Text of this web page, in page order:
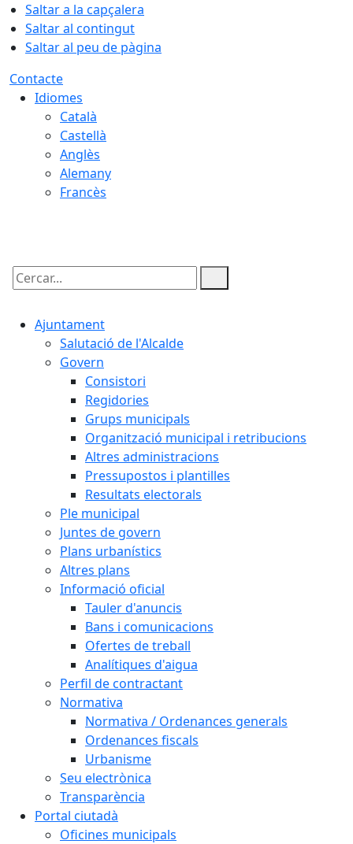
Saltar a la capçalera
Saltar al contingut
Saltar al peu de pàgina
Contacte
Idiomes
Català
Castellà
Anglès
Alemany
Francès
Cercar:
Ajuntament
Salutació de l'Alcalde
Govern
Consistori
Regidories
Grups municipals
Organització municipal i retribucions
Altres administracions
Pressupostos i plantilles
Resultats electorals
Ple municipal
Juntes de govern
Plans urbanístics
Altres plans
Informació oficial
Tauler d'anuncis
Bans i comunicacions
Ofertes de treball
Analítiques d'aigua
Perfil de contractant
Normativa
Normativa / Ordenances generals
Ordenances fiscals
Urbanisme
Seu electrònica
Transparència
Portal ciutadà
Oficines municipals